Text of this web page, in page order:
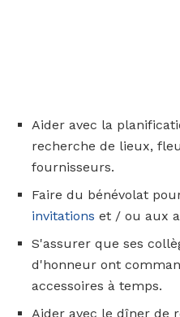
Aider avec la
recherche de lieux,
fournisseurs.
Faire du bénévolat
invitations et / ou aux
S'assurer que ses
d'honneur ont
accessoires à temps.
Aider avec le dîner de